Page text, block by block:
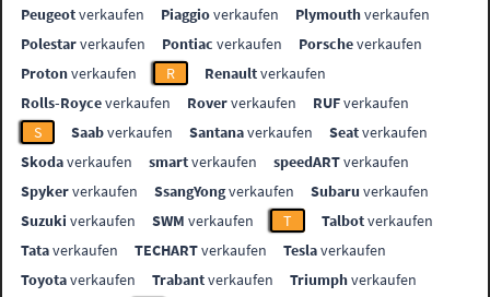
Peugeotverkaufen Piaggioverkaufen Plymouthverkaufen
Polestarverkaufen Pontiac verkaufen Porscheverkaufen
Protonverkaufen R Renaultverkaufen
Rolls-Royceverkaufen Roververkaufen RUFverkaufen
S
Saabverkaufen Santanaverkaufen Seatverkaufen
Skodaverkaufen smartverkaufen speedARTverkaufen
Spykerverkaufen SsangYongverkaufen Subaru verkaufen
Suzuki verkaufen SWM verkaufen T Talbotverkaufen
Tataverkaufen TECHARTverkaufen Teslaverkaufen
Toyotaverkaufen Trabantverkaufen Triumphverkaufen